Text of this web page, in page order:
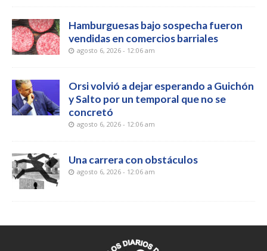
Hamburguesas bajo sospecha fueron
vendidas en comercios barriales
agosto 6, 2026 - 12:06 am
Orsi volvió a dejar esperando a Guichón
y Salto por un temporal que no se
concretó
agosto 6, 2026 - 12:06 am
Una carrera con obstáculos
agosto 6, 2026 - 12:06 am